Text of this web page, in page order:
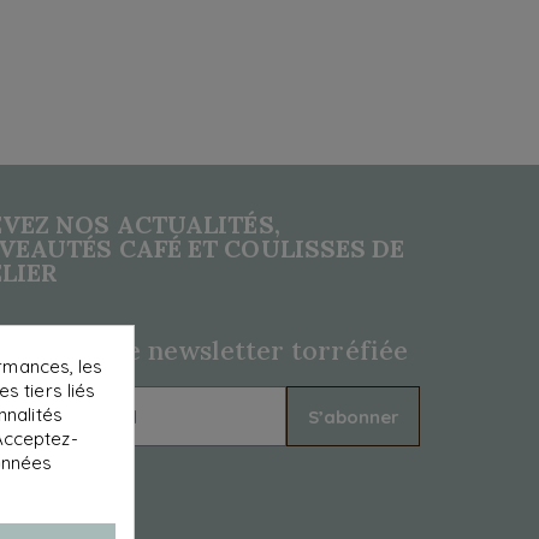
NOS ACTUALITÉS,
CAFÉ ET COULISSES DE
notre newsletter torréfiée
S’abonner
les
tiers liés